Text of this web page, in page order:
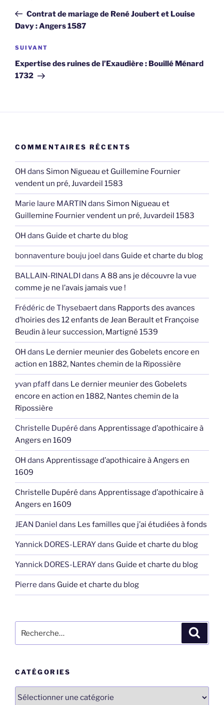
l’article
précédent
Contrat de mariage de René Joubert et Louise
Davy : Angers 1587
Article
suivant
SUIVANT
Expertise des ruines de l’Exaudière : Bouillé Ménard
1732
COMMENTAIRES RÉCENTS
OH dans Simon Nigueau et Guillemine Fournier
vendent un pré, Juvardeil 1583
Marie laure MARTIN dans Simon Nigueau et
Guillemine Fournier vendent un pré, Juvardeil 1583
OH dans Guide et charte du blog
bonnaventure bouju joel dans Guide et charte du blog
BALLAIN-RINALDI dans A 88 ans je découvre la vue
comme je ne l’avais jamais vue !
Frédéric de Thysebaertdans Rapports des avances
d’hoiries des 12 enfants de Jean Berault et Françoise
Beudin à leur succession, Martigné 1539
OH dans Le dernier meunier des Gobelets encore en
action en 1882, Nantes chemin de la Ripossière
yvan pfaffdans Le dernier meunier des Gobelets
encore en action en 1882, Nantes chemin de la
Ripossière
Christelle Dupéré dans Apprentissage d’apothicaire à
Angers en 1609
OH dans Apprentissage d’apothicaire à Angers en
1609
Christelle Dupéré dans Apprentissage d’apothicaire à
Angers en 1609
JEAN Daniel dans Les familles que j’ai étudiées à fonds
Yannick DORES-LERAYdans Guide et charte du blog
Yannick DORES-LERAYdans Guide et charte du blog
Pierre dans Guide et charte du blog
pour
CATÉGORIES
Catégories